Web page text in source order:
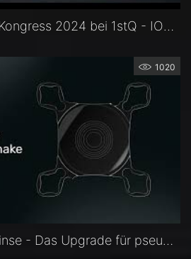
Impressionen DOC Kongress 2024 bei 1stQ - IOL Experience - Intraokularlinsen vorab erleben!
1020
1stQ AddOn Sulkuslinse - Das Upgrade für pseuophake Augen